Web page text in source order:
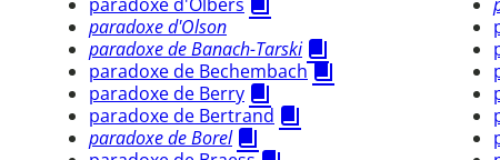
paradoxe d'Olson
paradoxe de Banach-Tarski
paradoxe de Bechembach
paradoxe de Berry
paradoxe de Bertrand
paradoxe de Borel